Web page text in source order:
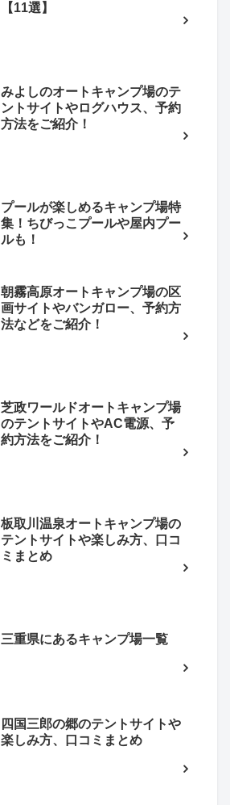
【11選】
みよしのオートキャンプ場のテ
ントサイトやログハウス、予約
方法をご紹介！
プールが楽しめるキャンプ場特
集！ちびっこプールや屋内プー
ルも！
朝霧高原オートキャンプ場の区
画サイトやバンガロー、予約方
法などをご紹介！
芝政ワールドオートキャンプ場
のテントサイトやAC電源、予
約方法をご紹介！
板取川温泉オートキャンプ場の
テントサイトや楽しみ方、口コ
ミまとめ
三重県にあるキャンプ場一覧
四国三郎の郷のテントサイトや
楽しみ方、口コミまとめ